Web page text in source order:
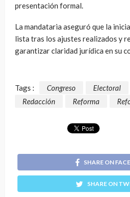
presentación formal.
La mandataria aseguró que la
lista tras los ajustes realizados y
garantizar claridad jurídica en su
Tags : Congreso Electoral
Redacción
Reforma
SHARE ON
SHARE ON